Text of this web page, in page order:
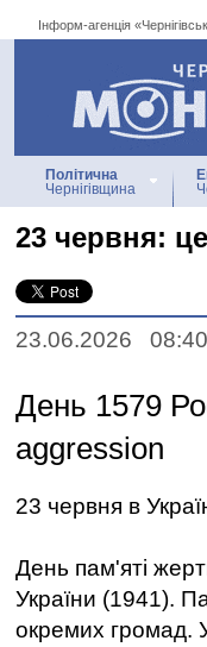
Інформ-агенція
Інформ-
Політична
Чернігівщина
23 червня:
23.06.2026 08:40
День 1579
aggression
23 червня в
День пам'яті
України (1941).
окремих громад.